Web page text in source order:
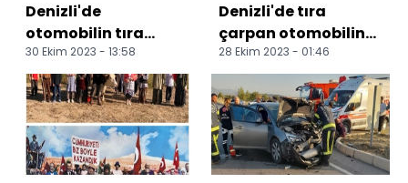
Denizli'de
otomobilin tıra
çarptığı kaza anı
güvenlik
kamerasında
30 Ekim 2023 - 13:58
Denizli'de tıra
çarpan otomobilin
sürücüsü öldü
28 Ekim 2023 - 01:46